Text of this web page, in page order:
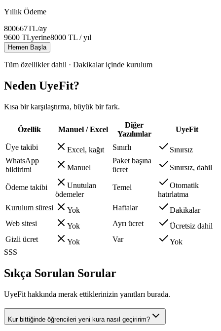
Yıllık Ödeme
800667TL/ay
9600 TLyerine8000 TL / yıl
Hemen Başla
Tüm özellikler dahil · Dakikalar içinde kurulum
Neden UyeFit?
Kısa bir karşılaştırma, büyük bir fark.
Özellik Manuel / Excel
Diğer
Yazılımlar
UyeFit
Üye takibi Excel, kağıt Sınırlı
Sınırsız
WhatsApp
bildirimi
Manuel
Paket başına
ücret
Sınırsız, dahil
Ödeme takibi
Unutulan
ödemeler
Temel
Otomatik
hatırlatma
Kurulum süresi
Yok Haftalar
Dakikalar
Web sitesi
Yok Ayrı ücret
Ücretsiz dahil
Gizli ücret
Yok Var
Yok
SSS
Sıkça Sorulan Sorular
UyeFit hakkında merak ettiklerinizin yanıtları burada.
Kur bittiğinde öğrencileri yeni kura nasıl geçiririm?